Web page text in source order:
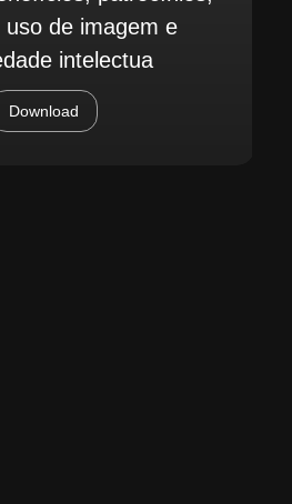
uso de imagem e
intelectua
Download